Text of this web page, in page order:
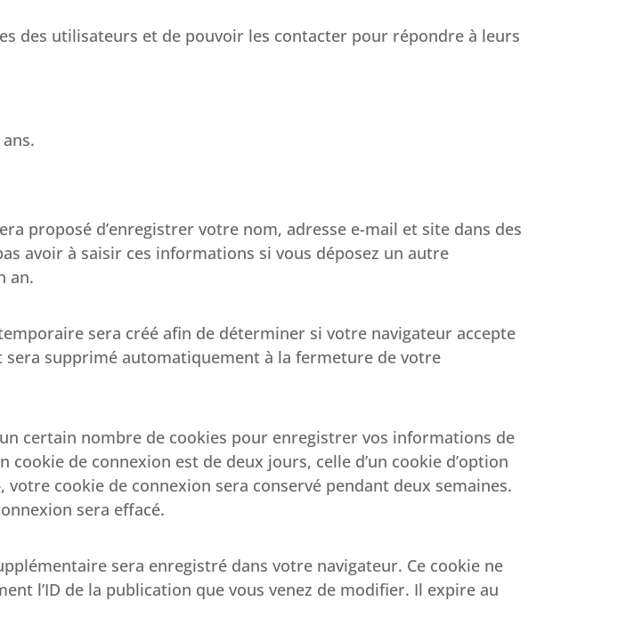
des utilisateurs et de pouvoir les contacter pour répondre à leurs
proposé d’enregistrer votre nom, adresse e-mail et site dans des
avoir à saisir ces informations si vous déposez un autre
an.
sera créé afin de déterminer si votre navigateur accepte
supprimé automatiquement à la fermeture de votre
certain nombre de cookies pour enregistrer vos informations de
cookie de connexion est de deux jours, celle d’un cookie d’option
votre cookie de connexion sera conservé pendant deux semaines.
sera effacé.
sera enregistré dans votre navigateur. Ce cookie ne
l’ID de la publication que vous venez de modifier. Il expire au